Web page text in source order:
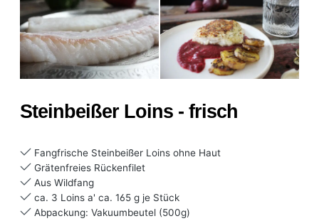
Steinbeißer Loins - frisch
Fangfrische Steinbeißer Loins ohne Haut
Grätenfreies Rückenfilet
Aus Wildfang
ca. 3 Loins a' ca. 165 g je Stück
Abpackung: Vakuumbeutel (500g)